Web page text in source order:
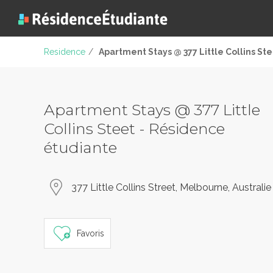
Residence / Apartment Stays @ 377 Little Collins
Apartment Stays @ 377 Little
Collins Steet - Résidence
étudiante
377 Little Collins Street, Melbourne, Australie
Favoris